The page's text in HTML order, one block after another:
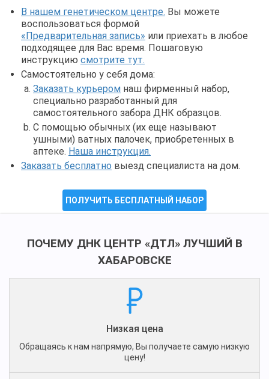
В нашем генетическом центре. Вы можете
воспользоваться формой
«Предварительная запись» или приехать в любое
подходящее для Вас время. Пошаговую
инструкцию смотрите тут.
Самостоятельно у себя дома:
Заказать курьером наш фирменный набор,
специально разработанный для
самостоятельного забора ДНК образцов.
С помощью обычных (их еще называют
ушными) ватных палочек, приобретенных в
аптеке. Наша инструкция.
Заказать бесплатно выезд специалиста на дом.
ПОЛУЧИТЬ БЕСПЛАТНЫЙ НАБОР
ПОЧЕМУ ДНК ЦЕНТР «ДТЛ» ЛУЧШИЙ В
ХАБАРОВСКЕ
Низкая цена
Обращаясь к нам напрямую, Вы получаете самую низкую
цену!